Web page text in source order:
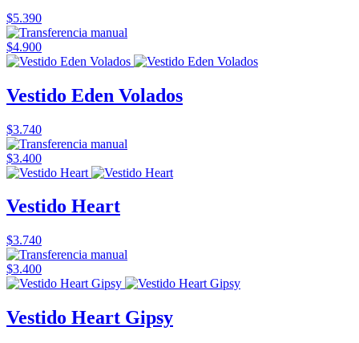
$5.390
$4.900
Vestido Eden Volados
$3.740
$3.400
Vestido Heart
$3.740
$3.400
Vestido Heart Gipsy